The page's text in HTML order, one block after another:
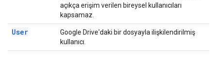
açıkça erişim verilen bireysel kullanıcıları
kapsamaz.
User
Google Drive'daki bir dosyayla ilişkilendirilmiş
kullanıcı.